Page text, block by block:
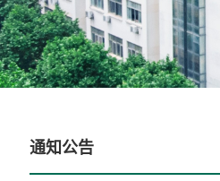
通知公告